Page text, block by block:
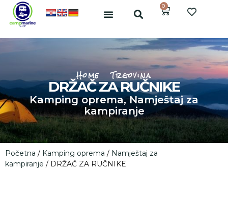
0
Home Trgovina
DRŽAČ ZA RUČNIKE
Kamping oprema,Namještaj za
kampiranje
Početna / Kamping oprema / Namještaj za
kampiranje / DRŽAČ ZA RUČNIKE